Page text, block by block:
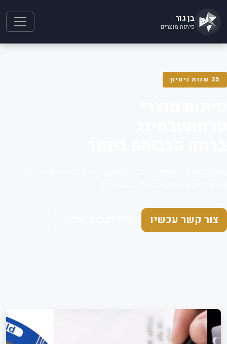
בן גור
פיתוח מוצרים
35 שנות ניסיון
צור קשר עכשיו